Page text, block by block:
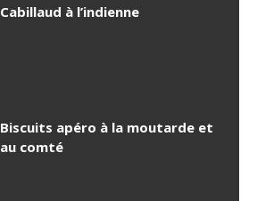
Cabillaud à l’indienne
Biscuits apéro à la moutarde et
au comté